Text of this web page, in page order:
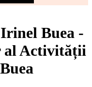
Buea -
al Activității